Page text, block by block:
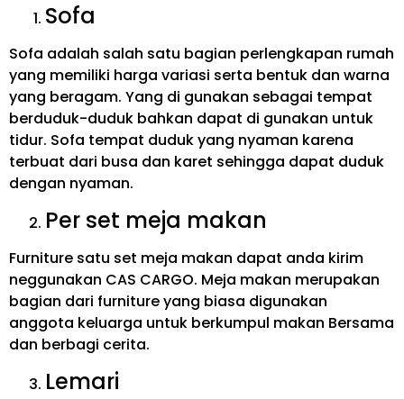
Sofa
Sofa adalah salah satu bagian perlengkapan rumah
yang memiliki harga variasi serta bentuk dan warna
yang beragam. Yang di gunakan sebagai tempat
berduduk-duduk bahkan dapat di gunakan untuk
tidur. Sofa tempat duduk yang nyaman karena
terbuat dari busa dan karet sehingga dapat duduk
dengan nyaman.
Per set meja makan
Furniture satu set meja makan dapat anda kirim
neggunakan CAS CARGO. Meja makan merupakan
bagian dari furniture yang biasa digunakan
anggota keluarga untuk berkumpul makan Bersama
dan berbagi cerita.
Lemari